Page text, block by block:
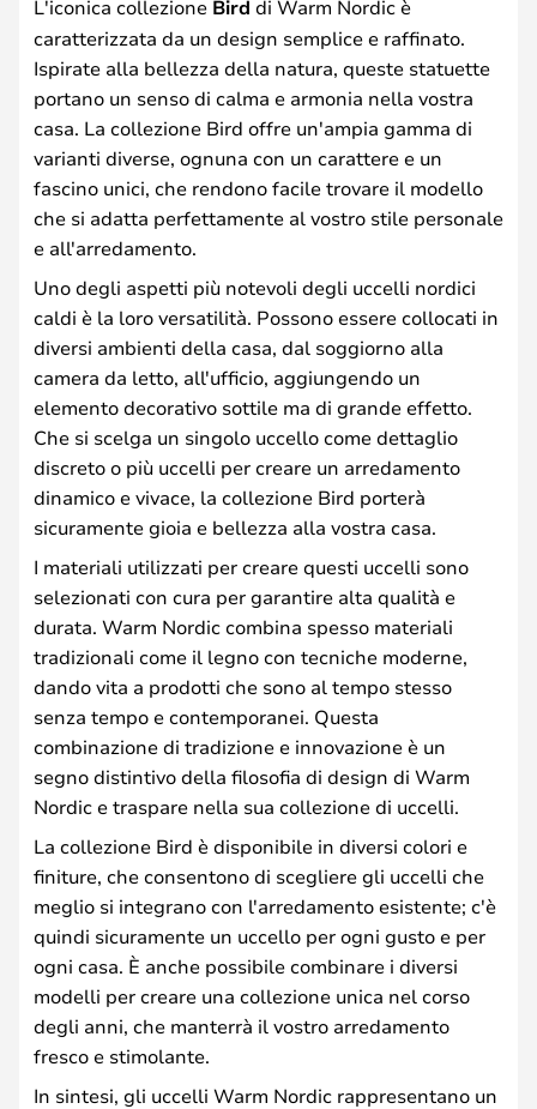
L'iconica collezione Bird di Warm Nordic è
caratterizzata da un design semplice e raffinato.
Ispirate alla bellezza della natura, queste statuette
portano un senso di calma e armonia nella vostra
casa. La collezione Bird offre un'ampia gamma di
varianti diverse, ognuna con un carattere e un
fascino unici, che rendono facile trovare il modello
che si adatta perfettamente al vostro stile personale
e all'arredamento.
Uno degli aspetti più notevoli degli uccelli nordici
caldi è la loro versatilità. Possono essere collocati in
diversi ambienti della casa, dal soggiorno alla
camera da letto, all'ufficio, aggiungendo un
elemento decorativo sottile ma di grande effetto.
Che si scelga un singolo uccello come dettaglio
discreto o più uccelli per creare un arredamento
dinamico e vivace, la collezione Bird porterà
sicuramente gioia e bellezza alla vostra casa.
I materiali utilizzati per creare questi uccelli sono
selezionati con cura per garantire alta qualità e
durata. Warm Nordic combina spesso materiali
tradizionali come il legno con tecniche moderne,
dando vita a prodotti che sono al tempo stesso
senza tempo e contemporanei. Questa
combinazione di tradizione e innovazione è un
segno distintivo della filosofia di design di Warm
Nordic e traspare nella sua collezione di uccelli.
La collezione Bird è disponibile in diversi colori e
finiture, che consentono di scegliere gli uccelli che
meglio si integrano con l'arredamento esistente; c'è
quindi sicuramente un uccello per ogni gusto e per
ogni casa. È anche possibile combinare i diversi
modelli per creare una collezione unica nel corso
degli anni, che manterrà il vostro arredamento
fresco e stimolante.
In sintesi, gli uccelli Warm Nordic rappresentano un